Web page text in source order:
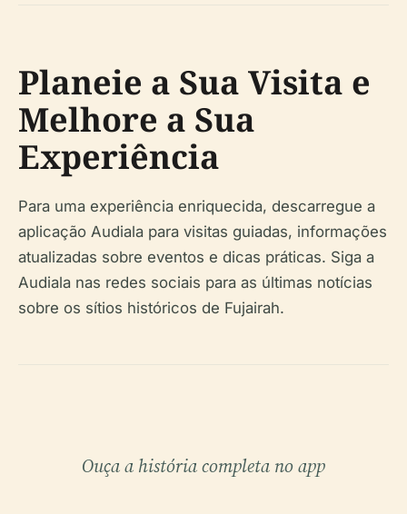
Planeie a Sua Visita e
Melhore a Sua
Experiência
Para uma experiência enriquecida, descarregue a
aplicação Audiala para visitas guiadas, informações
atualizadas sobre eventos e dicas práticas. Siga a
Audiala nas redes sociais para as últimas notícias
sobre os sítios históricos de Fujairah.
Ouça a história completa no app